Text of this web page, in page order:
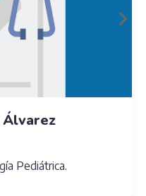
Álvarez
Pediátrica.